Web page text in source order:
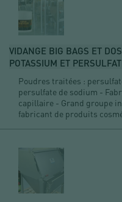
VIDANGE BIG BAGS ET
POTASSIUM ET
Poudres traitées :
persulfate de sodium -
capillaire - Grand groupe
fabricant de produits